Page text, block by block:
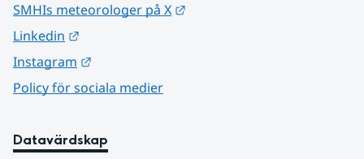
SMHIs meteorologer på X
Linkedin
Instagram
Policy för sociala medier
Datavärdskap